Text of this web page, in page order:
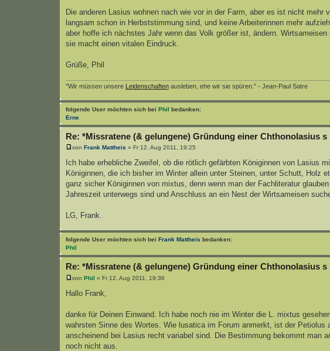
Die anderen Lasius wohnen nach wie vor in der Farm, aber es ist nicht
langsam schon in Herbststimmung sind, und keine Arbeiterinnen mehr
aber hoffe ich nächstes Jahr wenn das Volk größer ist, ändern.
sie macht einen vitalen Eindruck.
Grüße, Phil
"Wir müssen unsere Leidenschaften ausleben, ehe wir sie spüren." - Jean-Paul Satre
folgende User möchten sich bei Phil bedanken:
Erne
Re: *Missratene (& gelungene) Gründung einer Chthonolasius s
von Frank Mattheis » Fr 12. Aug 2011, 19:25
Ich habe erhebliche Zweifel, ob die rötlich gefärbten Königinnen von Lasius
Königinnen, die ich bisher im Winter allein unter Steinen, unter Schutt, Holz
ganz sicher Königinnen von mixtus, denn wenn man der Fachliteratur
Jahreszeit unterwegs sind und Anschluss an ein Nest der Wirtsameisen
LG, Frank.
folgende User möchten sich bei Frank Mattheis bedanken:
Phil
Re: *Missratene (& gelungene) Gründung einer Chthonolasius s
von Phil » Fr 12. Aug 2011, 19:36
Hallo Frank,
danke für Deinen Einwand. Ich habe noch nie im Winter die L. mixtus
wahrsten Sinne des Wortes. Wie lusatica im Forum anmerkt, ist der
anscheinend bei Lasius recht variabel sind. Die Bestimmung bekommt man
noch nicht aus.